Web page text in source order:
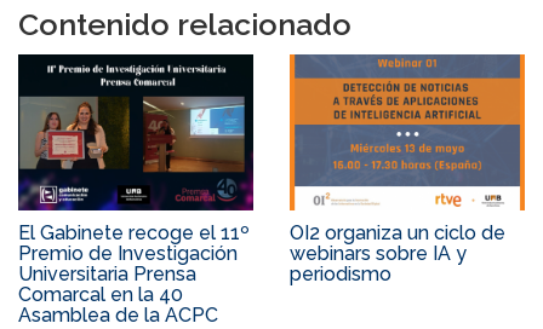
Contenido relacionado
El Gabinete recoge el 11º
Premio de Investigación
Universitaria Prensa
Comarcal en la 40
Asamblea de la ACPC
OI2 organiza un ciclo de
webinars sobre IA y
periodismo